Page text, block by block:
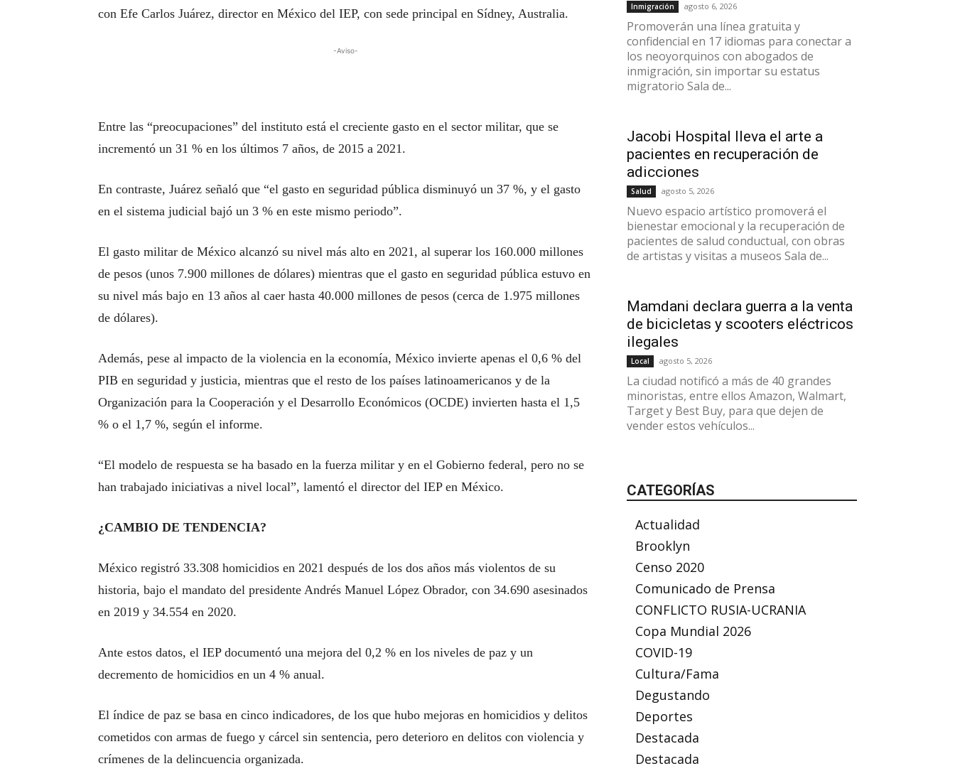
con Efe Carlos Juárez, director en México del IEP, con sede principal en Sídney, Australia.
-Aviso-
Entre las “preocupaciones” del instituto está el creciente gasto en el sector militar, que se
incrementó un 31 % en los últimos 7 años, de 2015 a 2021.
En contraste, Juárez señaló que “el gasto en seguridad pública disminuyó un 37 %, y el gasto
en el sistema judicial bajó un 3 % en este mismo periodo”.
El gasto militar de México alcanzó su nivel más alto en 2021, al superar los 160.000 millones
de pesos (unos 7.900 millones de dólares) mientras que el gasto en seguridad pública estuvo en
su nivel más bajo en 13 años al caer hasta 40.000 millones de pesos (cerca de 1.975 millones
de dólares).
Además, pese al impacto de la violencia en la economía, México invierte apenas el 0,6 % del
PIB en seguridad y justicia, mientras que el resto de los países latinoamericanos y de la
Organización para la Cooperación y el Desarrollo Económicos (OCDE) invierten hasta el 1,5
% o el 1,7 %, según el informe.
“El modelo de respuesta se ha basado en la fuerza militar y en el Gobierno federal, pero no se
han trabajado iniciativas a nivel local”, lamentó el director del IEP en México.
¿CAMBIO DE TENDENCIA?
México registró 33.308 homicidios en 2021 después de los dos años más violentos de su
historia, bajo el mandato del presidente Andrés Manuel López Obrador, con 34.690 asesinados
en 2019 y 34.554 en 2020.
Ante estos datos, el IEP documentó una mejora del 0,2 % en los niveles de paz y un
decremento de homicidios en un 4 % anual.
El índice de paz se basa en cinco indicadores, de los que hubo mejoras en homicidios y delitos
cometidos con armas de fuego y cárcel sin sentencia, pero deterioro en delitos con violencia y
crímenes de la delincuencia organizada.
Inmigración agosto 6, 2026
Promoverán una línea gratuita y
confidencial en 17 idiomas para conectar a
los neoyorquinos con abogados de
inmigración, sin importar su estatus
migratorio Sala de...
Jacobi Hospital lleva el arte a
pacientes en recuperación de
adicciones
Salud agosto 5, 2026
Nuevo espacio artístico promoverá el
bienestar emocional y la recuperación de
pacientes de salud conductual, con obras
de artistas y visitas a museos Sala de...
Mamdani declara guerra a la venta
de bicicletas y scooters eléctricos
ilegales
Local agosto 5, 2026
La ciudad notificó a más de 40 grandes
minoristas, entre ellos Amazon, Walmart,
Target y Best Buy, para que dejen de
vender estos vehículos...
CATEGORÍAS
Actualidad
Brooklyn
Censo 2020
Comunicado de Prensa
CONFLICTO RUSIA-UCRANIA
Copa Mundial 2026
COVID-19
Cultura/Fama
Degustando
Deportes
Destacada
Destacada